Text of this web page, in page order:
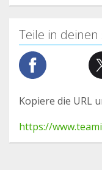
Teile in
Kopiere die URL
https://